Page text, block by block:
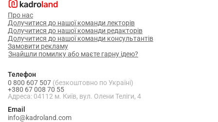
Про нас
Долучитися до нашої команди лекторів
Долучитися до нашої команди редакторів
Долучитися до нашої команди консультантів
Замовити рекламу
Знайшли помилку або маєте гарну ідею?
Телефон
0 800 607 507 (безкоштовно по Україні)
+380 67 008 70 55
Адреса: 04112 м. Київ, вул. Олени Теліги, 4
Email
info@kadroland.com